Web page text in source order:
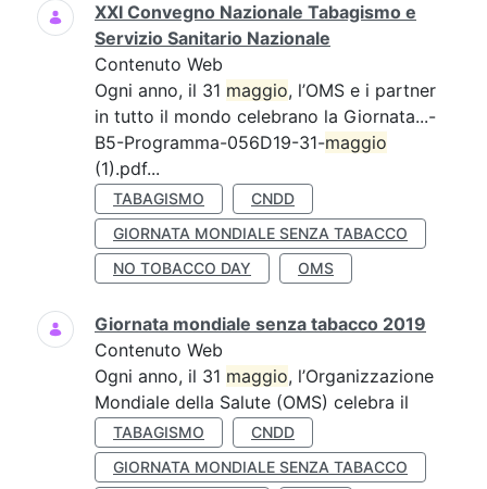
XXI Convegno Nazionale Tabagismo e
Servizio Sanitario Nazionale
Contenuto Web
Ogni anno, il 31 maggio, l’OMS e i partner
in tutto il mondo celebrano la Giornata...-
B5-Programma-056D19-31-maggio
(1).pdf...
TABAGISMO
CNDD
GIORNATA MONDIALE SENZA TABACCO
NO TOBACCO DAY
OMS
Giornata mondiale senza tabacco 2019
Contenuto Web
Ogni anno, il 31 maggio, l’Organizzazione
Mondiale della Salute (OMS) celebra il
TABAGISMO
CNDD
GIORNATA MONDIALE SENZA TABACCO